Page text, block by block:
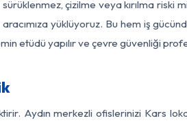
çizilme veya kırılma riski
yüklüyoruz. Bu hem iş
etüdü yapılır ve çevre güvenliği
Aydın merkezli ofislerinizi Kars